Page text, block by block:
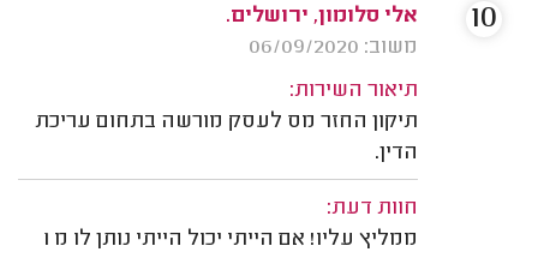
אלי סלומון, ירושלים.
משוב: 06/09/2020
תיאור השירות:
תיקון החזר מס לעסק מורשה בתחום עריכת
הדין.
חוות דעת:
ממליץ עליו! אם הייתי יכול הייתי נותן לו מ 1
10